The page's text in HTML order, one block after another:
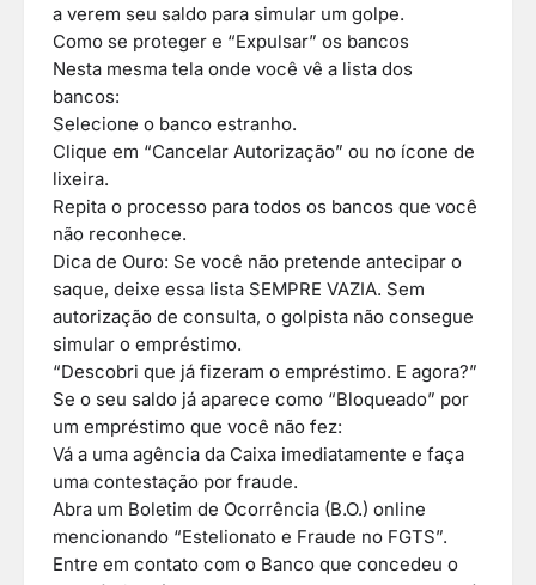
a verem seu saldo para simular um golpe.
Como se proteger e “Expulsar” os bancos
Nesta mesma tela onde você vê a lista dos
bancos:
Selecione o banco estranho.
Clique em “Cancelar Autorização” ou no ícone de
lixeira.
Repita o processo para todos os bancos que você
não reconhece.
Dica de Ouro: Se você não pretende antecipar o
saque, deixe essa lista SEMPRE VAZIA. Sem
autorização de consulta, o golpista não consegue
simular o empréstimo.
“Descobri que já fizeram o empréstimo. E agora?”
Se o seu saldo já aparece como “Bloqueado” por
um empréstimo que você não fez:
Vá a uma agência da Caixa imediatamente e faça
uma contestação por fraude.
Abra um Boletim de Ocorrência (B.O.) online
mencionando “Estelionato e Fraude no FGTS”.
Entre em contato com o Banco que concedeu o